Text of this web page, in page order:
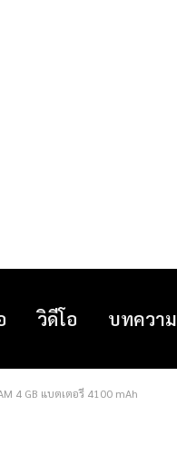
วิดีโอ บทความ
4 GB แบตเตอรี่ 4100 mAh